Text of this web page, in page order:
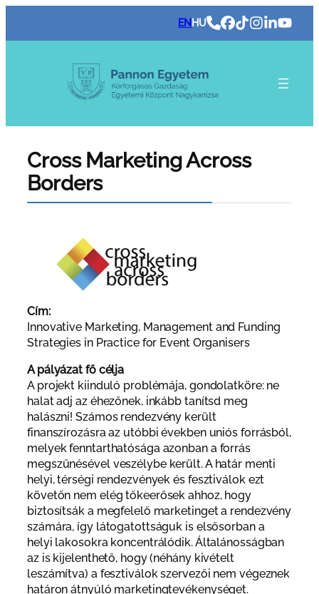
tartalomhoz
EN HU
Cross Marketing Across
Borders
Cím:
Innovative Marketing, Management and Funding
Strategies in Practice for Event Organisers
A pályázat fő célja
A projekt kiinduló problémája, gondolatköre: ne
halat adj az éhezőnek, inkább tanítsd meg
halászni! Számos rendezvény került
finanszírozásra az utóbbi években uniós forrásból,
melyek fenntarthatósága azonban a forrás
megszűnésével veszélybe került. A határ menti
helyi, térségi rendezvények és fesztiválok ezt
követőn nem elég tőkeerősek ahhoz, hogy
biztosítsák a megfelelő marketinget a rendezvény
számára, így látogatottságuk is elsősorban a
helyi lakosokra koncentrálódik. Általánosságban
az is kijelenthető, hogy (néhány kivételt
leszámítva) a fesztiválok szervezői nem végeznek
határon átnyúló marketingtevékenységet.